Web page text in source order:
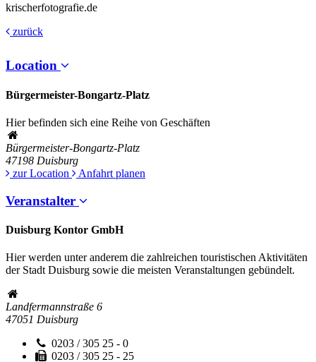
krischerfotografie.de
zurück
Location
Bürgermeister-Bongartz-Platz
Hier befinden sich eine Reihe von Geschäften
Bürgermeister-Bongartz-Platz
47198 Duisburg
zur Location
Anfahrt planen
Veranstalter
Duisburg Kontor GmbH
Hier werden unter anderem die zahlreichen touristischen Aktivitäten
der Stadt Duisburg sowie die meisten Veranstaltungen gebündelt.
Landfermannstraße 6
47051 Duisburg
0203 / 305 25 - 0
0203 / 305 25 - 25